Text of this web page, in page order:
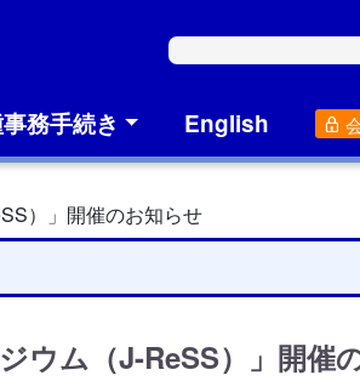
務手続き English
）」開催のお知らせ
ウム（J-ReSS）」開催